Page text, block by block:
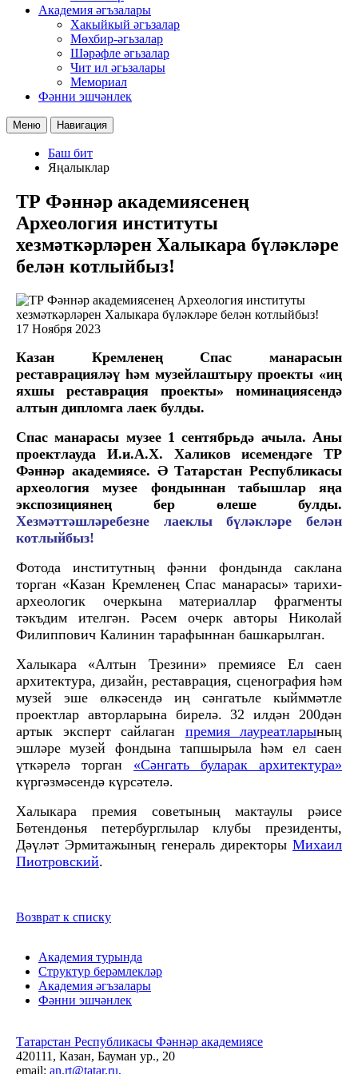
Академия әгъзалары
Хакыйкый әгъзалар
Мөхбир-әгьзалар
Шәрәфле әгьзалар
Чит ил әгьзалары
Мемориал
Фәнни эшчәнлек
Меню Навигация
Баш бит
Яңалыклар
ТР Фәннәр академиясенең
Археология институты
хезмәткәрләрен Халыкара бүләкләре
белән котлыйбыз!
17 Ноября 2023
Казан Кремленең Спас манарасын
реставрацияләү һәм музейлаштыру проекты «иң
яхшы реставрация проекты» номинациясендә
алтын дипломга лаек булды.
Спас манарасы музее 1 сентябрьдә ачыла. Аны
проектлауда И.и.А.Х. Халиков исемендәге ТР
Фәннәр академиясе. Ә Татарстан Республикасы
археология музее фондыннан табышлар яңа
экспозициянең бер өлеше булды.
Хезмәттәшләребезне лаеклы бүләкләре белән
котлыйбыз!
Фотода институтның фәнни фондында саклана
торган «Казан Кремленең Спас манарасы» тарихи-
археологик очеркына материаллар фрагменты
тәкъдим ителгән. Рәсем очерк авторы Николай
Филиппович Калинин тарафыннан башкарылган.
Халыкара «Алтын Трезини» премиясе Ел саен
архитектура, дизайн, реставрация, сценография һәм
музей эше өлкәсендә иң сәнгатьле кыйммәтле
проектлар авторларына бирелә. 32 илдән 200дән
артык эксперт сайлаган премия лауреатларының
эшләре музей фондына тапшырыла һәм ел саен
үткәрелә торган «Сәнгать буларак архитектура»
күргәзмәсендә күрсәтелә.
Халыкара премия советының мактаулы рәисе
Бөтендөнья петербурглылар клубы президенты,
Дәүләт Эрмитажының генераль директоры Михаил
Пиотровский.
Возврат к списку
Академия турында
Структур берәмлекләр
Академия әгъзалары
Фәнни эшчәнлек
Татарстан Республикасы Фәннәр академиясе
420111, Казан, Бауман ур., 20
email: an.rt@tatar.ru,